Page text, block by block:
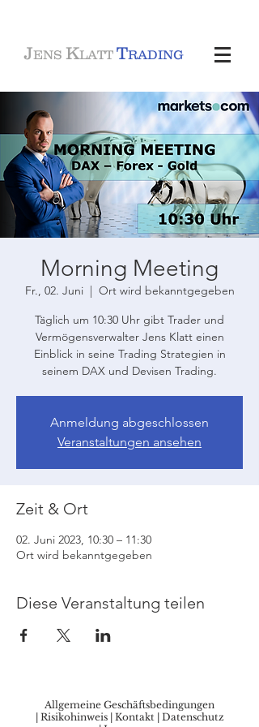
JENS KLATT TRADING
Morning Meeting
Fr., 02. Juni
  |
Ort wird bekanntgegeben
Täglich um 10:30 Uhr gibt Trader und
Vermögensverwalter Jens Klatt einen
Einblick in seine Trading Strategien in
seinem DAX und Devisen Trading.
Anmeldung abgeschlossen
Veranstaltungen ansehen
Zeit & Ort
02. Juni 2023, 10:30 – 11:30
Ort wird bekanntgegeben
Diese Veranstaltung teilen
Allgemeine Geschäftsbedingungen
| Risikohinweis| Kontakt | Datenschutz